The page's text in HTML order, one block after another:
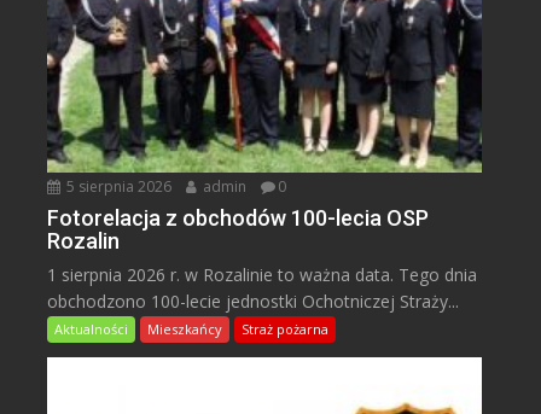
5 sierpnia 2026 admin 0
Fotorelacja z obchodów 100-lecia OSP
Rozalin
1 sierpnia 2026 r. w Rozalinie to ważna data. Tego dnia
obchodzono 100-lecie jednostki Ochotniczej Straży...
Aktualności Mieszkańcy Straż pożarna